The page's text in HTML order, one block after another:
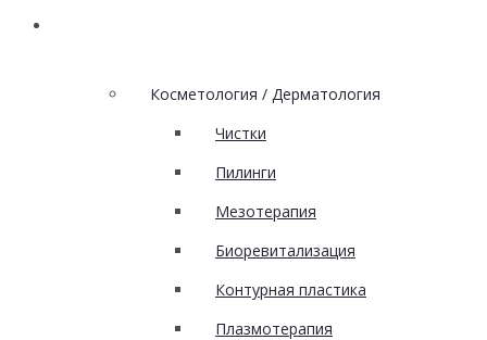
Косметология / Дерматология
Чистки
Пилинги
Мезотерапия
Биоревитализация
Контурная пластика
Плазмотерапия